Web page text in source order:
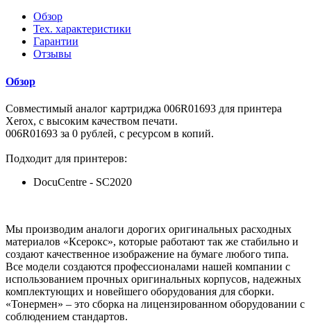
Обзор
Тех. характеристики
Гарантии
Отзывы
Обзор
Совместимый аналог картриджа 006R01693 для принтера
Xerox, с высоким качеством печати.
006R01693 за 0 рублей, с ресурсом в копий.
Подходит для принтеров:
DocuCentre - SC2020
Мы производим аналоги дорогих оригинальных расходных
материалов «Ксерокс», которые работают так же стабильно и
создают качественное изображение на бумаге любого типа.
Все модели создаются профессионалами нашей компании с
использованием прочных оригинальных корпусов, надежных
комплектующих и новейшего оборудования для сборки.
«Тонермен» – это сборка на лицензированном оборудовании с
соблюдением стандартов.